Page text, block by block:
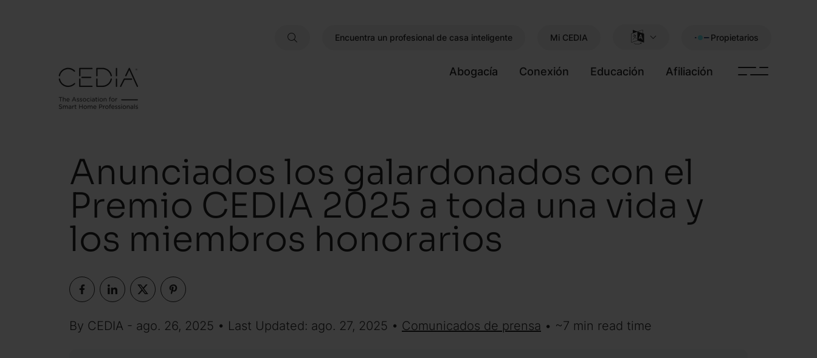
Encuentra un profesional de casa inteligente Mi CEDIA Propietarios
Abogacía Conexión Educación Afiliación
Anunciados los galardonados con el
Premio CEDIA 2025 a toda una vida y
los miembros honorarios
By CEDIA - ago. 26, 2025 • Last Updated: ago. 27, 2025 • Comunicados de prensa • ~7 min read time